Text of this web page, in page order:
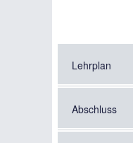
Lehrplan
Abschluss